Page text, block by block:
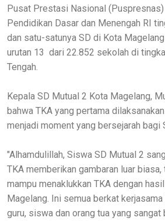
Pusat Prestasi Nasional
Pendidikan Dasar dan Menengah RI
dan satu-satunya SD di Kota
urutan 13 dari 22.852 sekolah di
Tengah.
Kepala SD Mutual 2 Kota Magelang,
bahwa TKA yang pertama
menjadi moment yang bersejarah bagi
"Alhamdulillah, Siswa SD Mutual 2
TKA memberikan gambaran luar
mampu menaklukkan TKA dengan
Magelang. Ini semua berkat
guru, siswa dan orang tua yang sangat